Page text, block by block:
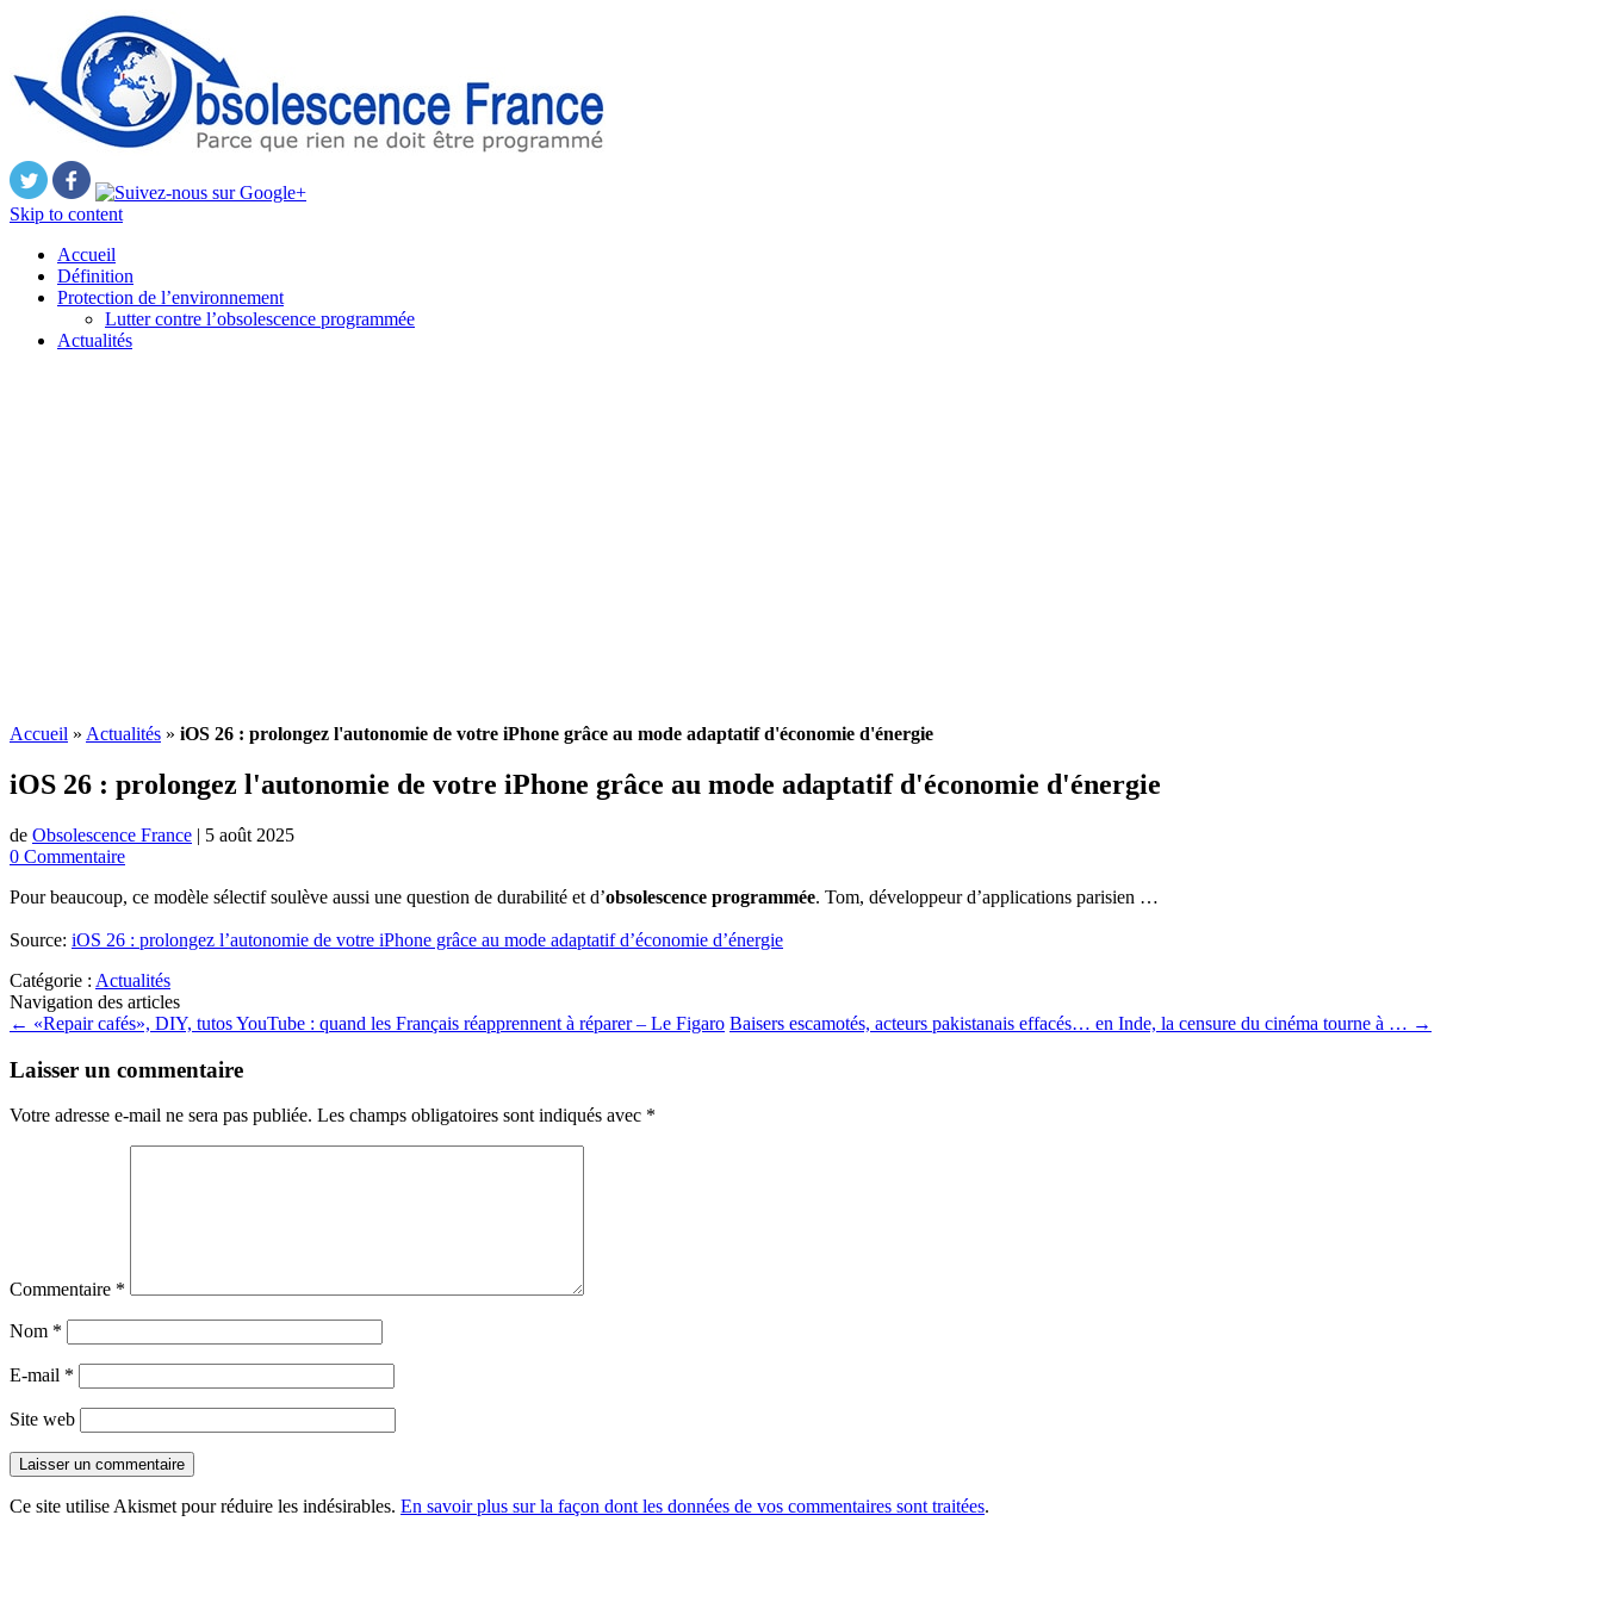
Skip to content
Accueil
Définition
Protection de l’environnement
Lutter contre l’obsolescence programmée
Actualités
Accueil » Actualités » iOS 26 : prolongez l'autonomie de votre iPhone grâce au mode adaptatif d'économie d'énergie
iOS 26 : prolongez l'autonomie de votre iPhone grâce au mode adaptatif d'économie d'énergie
de Obsolescence France | 5 août 2025
0 Commentaire
Pour beaucoup, ce modèle sélectif soulève aussi une question de durabilité et d’obsolescence programmée. Tom, développeur d’applications parisien …
Source: iOS 26 : prolongez l’autonomie de votre iPhone grâce au mode adaptatif d’économie d’énergie
Catégorie : Actualités
Navigation des articles
← «Repair cafés», DIY, tutos YouTube : quand les Français réapprennent à réparer – Le Figaro Baisers escamotés, acteurs pakistanais effacés… en Inde, la censure du cinéma tourne à … →
Laisser un commentaire
Votre adresse e-mail ne sera pas publiée. Les champs obligatoires sont indiqués avec *
Commentaire *
Nom *
E-mail *
Site web
Ce site utilise Akismet pour réduire les indésirables. En savoir plus sur la façon dont les données de vos commentaires sont traitées.